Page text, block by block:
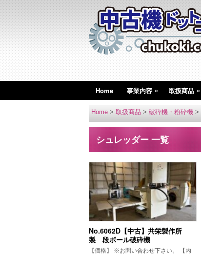
Home 事業内容 » 取扱商品 »
Home > 取扱商品 > 破砕機・粉砕機 >
シュレッダー 一覧
No.6062D【中古】共栄製作所
製 段ボール破砕機
【価格】 ※お問い合わせ下さい。 【内